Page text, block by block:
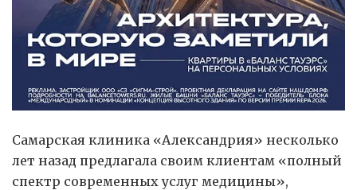
Самарская клиника «Александрия» несколько
лет назад предлагала своим клиентам «полный
спектр современных услуг медицины»,